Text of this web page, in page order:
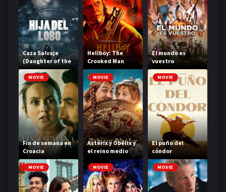
Caza Salvaje
(Daughter of the
Wolf)
Hellboy: The
Crooked Man
El mundo es
vuestro
MOVIE
Fin de semana en
Croacia
MOVIE
Astérix y Obélix y
el reino medio
MOVIE
El puño del
cóndor
MOVIE MOVIE MOVIE